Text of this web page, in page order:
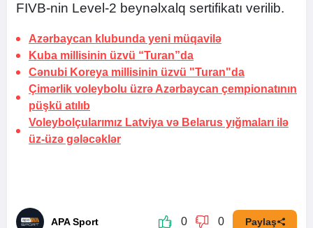
FIVB-nin Level-2 beynəlxalq sertifikatı verilib.
Azərbaycan klubunda yeni müqavilə
Kuba millisinin üzvü “Turan”da
Cənubi Koreya millisinin üzvü "Turan"da
Çimərlik voleybolu üzrə Azərbaycan çempionatının
püşkü atılıb
Voleybolçularımız Latviya və Belarus yığmaları ilə
üz-üzə gələcəklər
APA Sport 0 0 Paylaş